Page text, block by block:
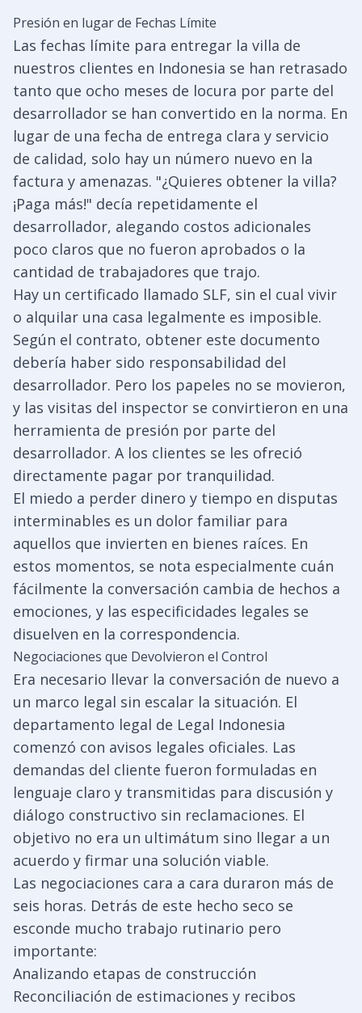
Presión en lugar de Fechas Límite
Las fechas límite para entregar la villa de
nuestros clientes en Indonesia se han retrasado
tanto que ocho meses de locura por parte del
desarrollador se han convertido en la norma. En
lugar de una fecha de entrega clara y servicio
de calidad, solo hay un número nuevo en la
factura y amenazas. "¿Quieres obtener la villa?
¡Paga más!" decía repetidamente el
desarrollador, alegando costos adicionales
poco claros que no fueron aprobados o la
cantidad de trabajadores que trajo.
Hay un certificado llamado SLF, sin el cual vivir
o alquilar una casa legalmente es imposible.
Según el contrato, obtener este documento
debería haber sido responsabilidad del
desarrollador. Pero los papeles no se movieron,
y las visitas del inspector se convirtieron en una
herramienta de presión por parte del
desarrollador. A los clientes se les ofreció
directamente pagar por tranquilidad.
El miedo a perder dinero y tiempo en disputas
interminables es un dolor familiar para
aquellos que invierten en bienes raíces. En
estos momentos, se nota especialmente cuán
fácilmente la conversación cambia de hechos a
emociones, y las especificidades legales se
disuelven en la correspondencia.
Negociaciones que Devolvieron el Control
Era necesario llevar la conversación de nuevo a
un marco legal sin escalar la situación. El
departamento legal de Legal Indonesia
comenzó con avisos legales oficiales. Las
demandas del cliente fueron formuladas en
lenguaje claro y transmitidas para discusión y
diálogo constructivo sin reclamaciones. El
objetivo no era un ultimátum sino llegar a un
acuerdo y firmar una solución viable.
Las negociaciones cara a cara duraron más de
seis horas. Detrás de este hecho seco se
esconde mucho trabajo rutinario pero
importante:
Analizando etapas de construcción
Reconciliación de estimaciones y recibos